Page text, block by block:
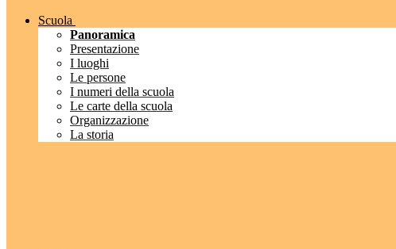
Scuola
Panoramica
Presentazione
I luoghi
Le persone
I numeri della scuola
Le carte della scuola
Organizzazione
La storia